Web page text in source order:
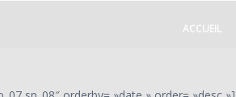
ACCUEIL